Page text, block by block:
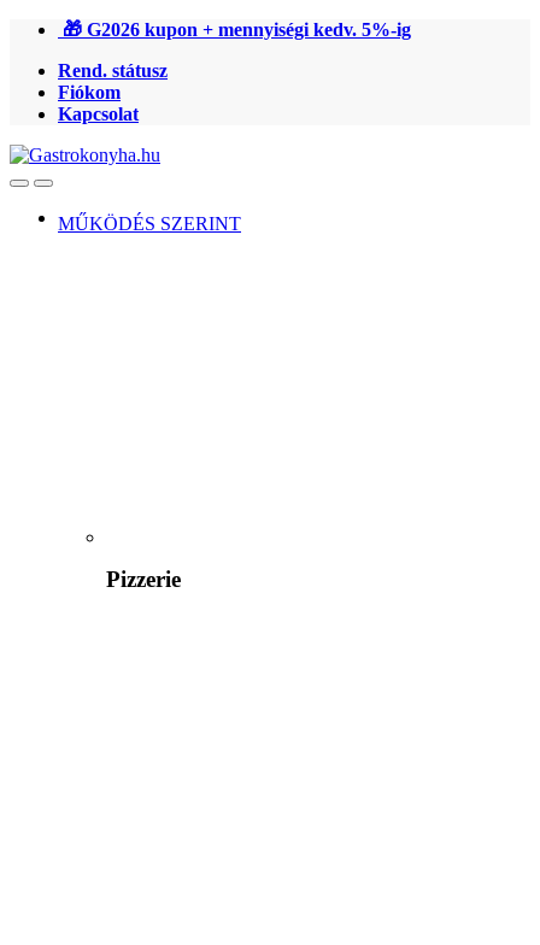
Ugrás
navigációhoz
Ugrás
tartalomra
🎁 G2026 kupon + mennyiségi kedv. 5%-ig
Rend. státusz
Fiókom
Kapcsolat
OpenClose
MŰKÖDÉS SZERINT
Pizzerie